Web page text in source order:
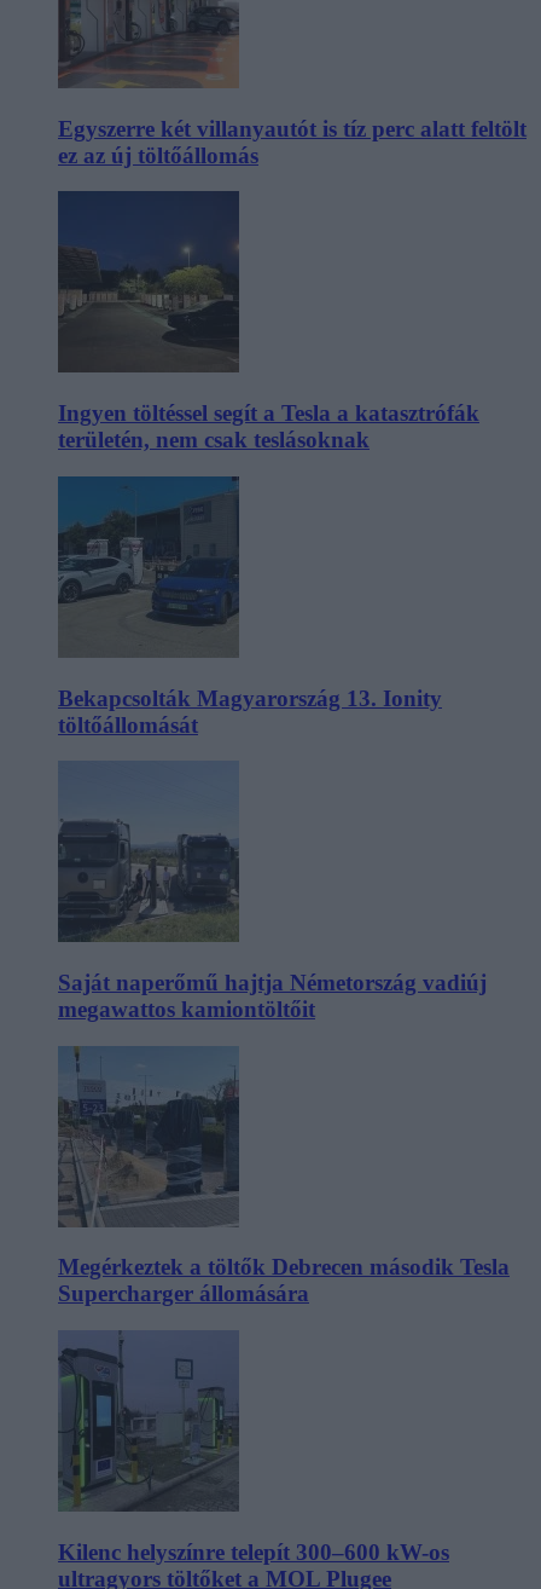
Egyszerre két villanyautót is tíz perc alatt feltölt
ez az új töltőállomás
Ingyen töltéssel segít a Tesla a katasztrófák
területén, nem csak teslásoknak
Bekapcsolták Magyarország 13. Ionity
töltőállomását
Saját naperőmű hajtja Németország vadiúj
megawattos kamiontöltőit
Megérkeztek a töltők Debrecen második Tesla
Supercharger állomására
Kilenc helyszínre telepít 300–600 kW-os
ultragyors töltőket a MOL Plugee